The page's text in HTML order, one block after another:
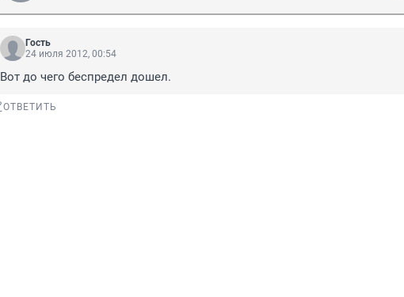
Гость
24 июля 2012, 00:54
Вот до чего беспредел дошел.
ОТВЕТИТЬ